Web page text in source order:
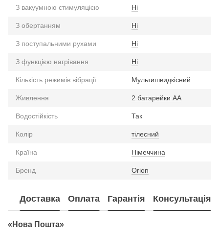
З вакуумною стимуляцією Ні
З обертанням Ні
З поступальними рухами Ні
З функцією нагрівання Ні
Кількість режимів вібрації Мультишвидкісний
Живлення 2 батарейки АА
Водостійкість Так
Колір тілесний
Країна Німеччина
Бренд Orion
Доставка Оплата Гарантія Консультація
«Нова Пошта»